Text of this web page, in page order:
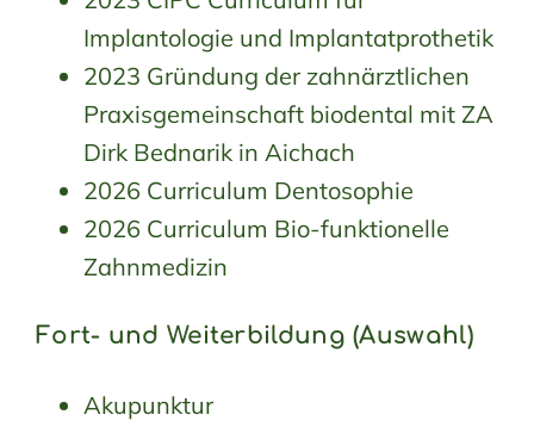
Implantologie und Implantatprothetik
2023 Gründung der zahnärztlichen
Praxisgemeinschaft biodental mit ZA
Dirk Bednarik in Aichach
2026 Curriculum Dentosophie
2026 Curriculum Bio-funktionelle
Zahnmedizin
Fort- und Weiterbildung (Auswahl)
Akupunktur